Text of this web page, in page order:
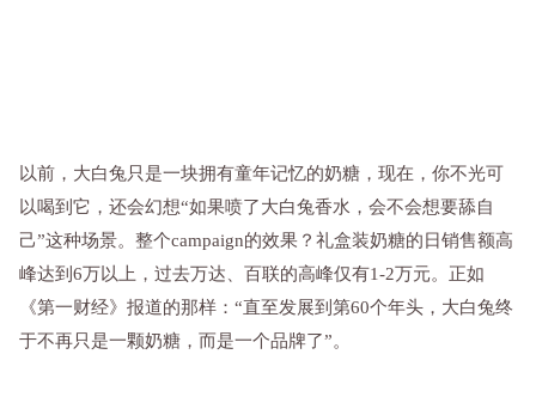
以前，大白兔只是一块拥有童年记忆的奶糖，现在，你不光可
以喝到它，还会幻想“如果喷了大白兔香水，会不会想要舔自
己”这种场景。整个campaign的效果？礼盒装奶糖的日销售额高
峰达到6万以上，过去万达、百联的高峰仅有1-2万元。正如
《第一财经》报道的那样：“直至发展到第60个年头，大白兔终
于不再只是一颗奶糖，而是一个品牌了”。